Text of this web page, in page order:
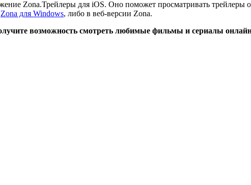
Zona.Трейлеры для iOS. Оно поможет просматривать
Zona для Windows, либо в веб-версии Zona.
возможность смотреть любимые фильмы и сериалы